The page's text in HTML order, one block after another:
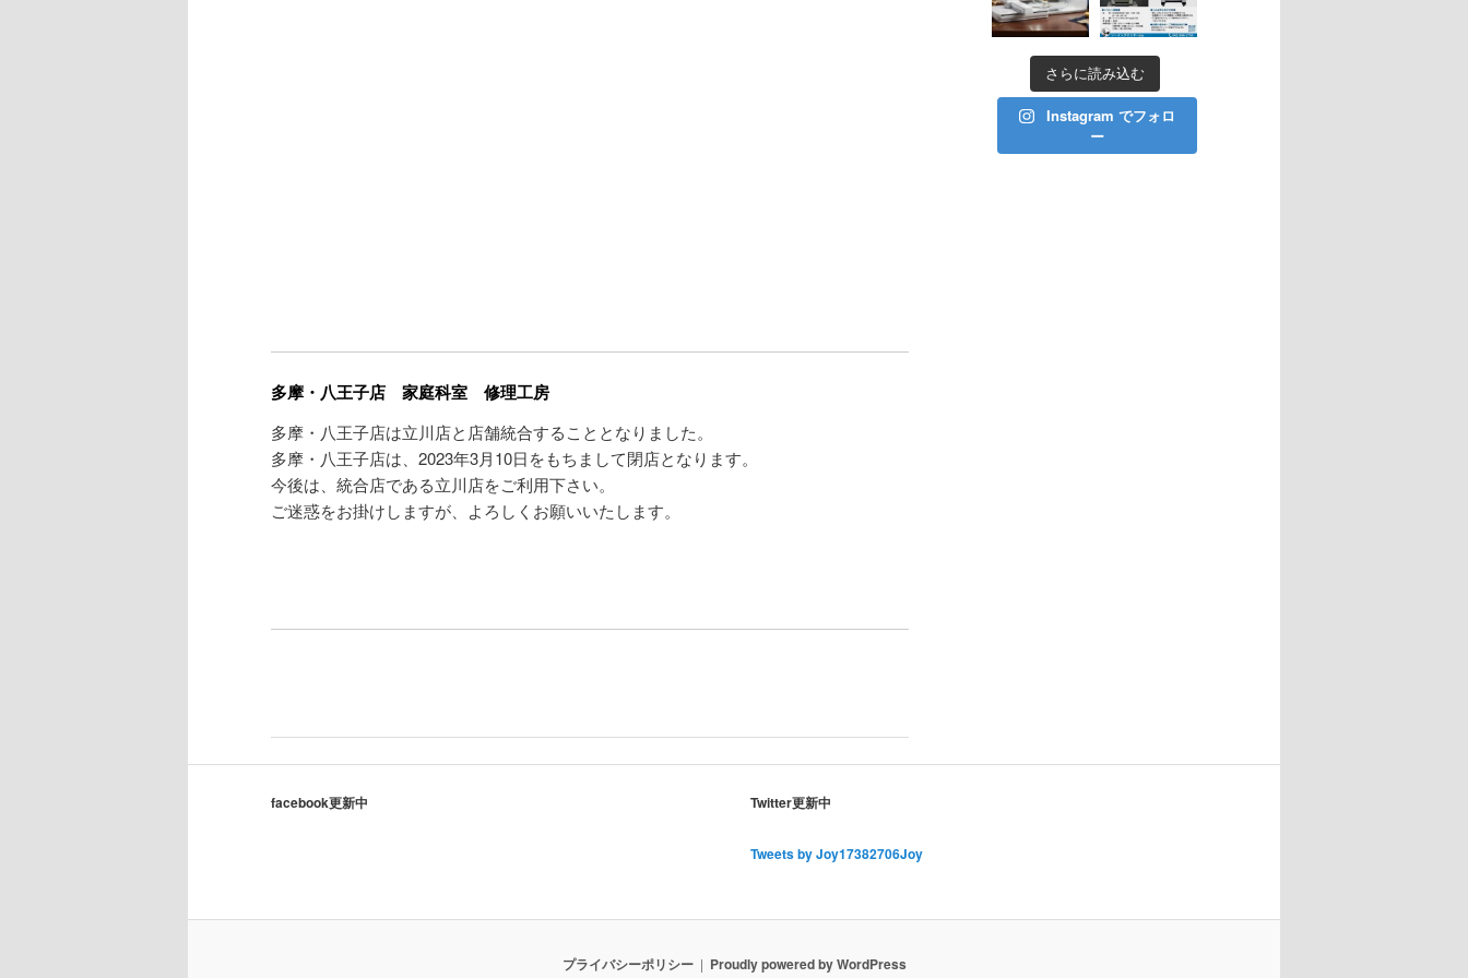
多摩・八王子店 家庭科室 修理工房
多摩・八王子店は立川店と店舗統合することとなりました。
多摩・八王子店は、2023年3月10日をもちまして閉店となります。
今後は、統合店である立川店をご利用下さい。
ご迷惑をお掛けしますが、よろしくお願いいたします。
さらに読み込む
Instagram でフォロ
ー
facebook更新中 Twitter更新中
Tweets by Joy17382706Joy
プライバシーポリシー Proudly powered by WordPress